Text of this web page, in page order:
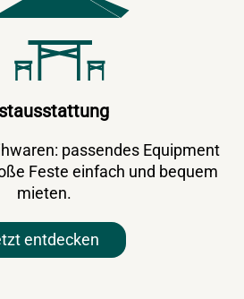
passendes Equipment
Feste einfach und bequem
mieten.
entdecken